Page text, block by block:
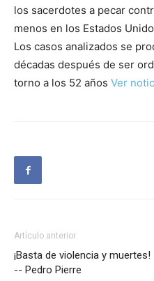
los sacerdotes a pecar
menos en los Estados
Los casos analizados se
décadas después de ser
torno a los 52 años Ver
Artículo anterior
¡Basta de violencia y muertes!
-- Pedro Pierre